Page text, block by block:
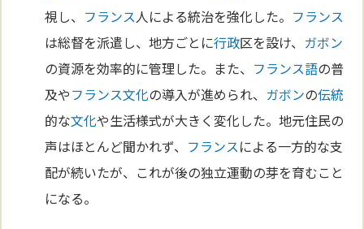
視し、 フランス人による統治を強化した。 フランス
は総督を派遣し、地方ごとに行政区を設け、 ガボン
の資源を効率的に管理した。また、 フランス語の普
及やフランス文化の導入が進められ、 ガボンの伝統
的な文化や生活様式が大きく変化した。地元住民の
声はほとんど聞かれず、 フランスによる一方的な支
配が続いたが、これが後の独立運動の芽を育むこと
になる。